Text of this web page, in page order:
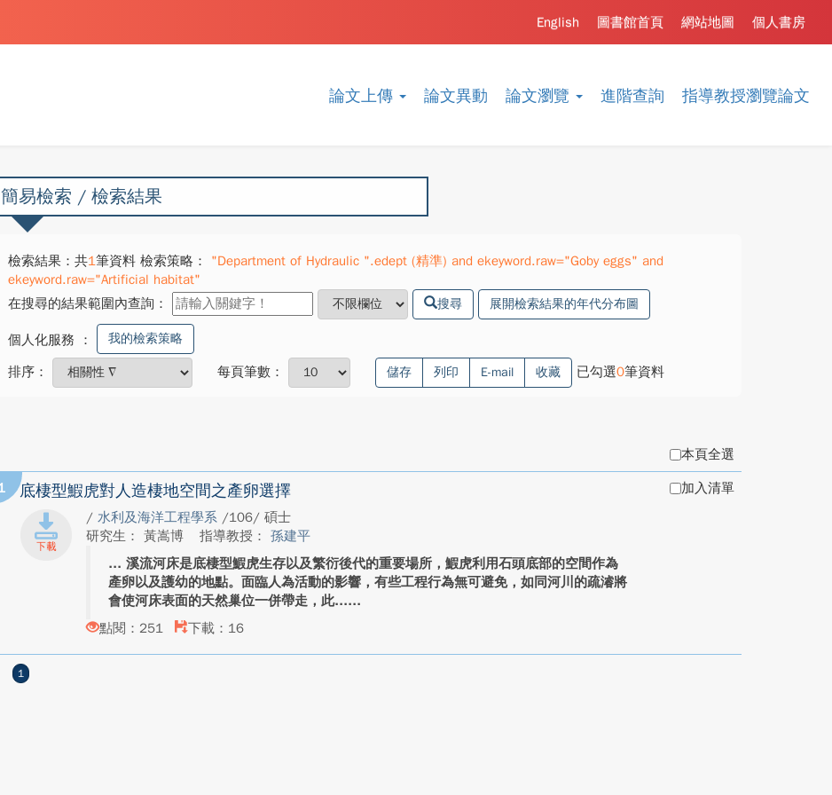
論文上傳 論文異動 論文瀏覽 進階查詢 指導教授瀏覽論文
個人書房
網站地圖
圖書館首頁
English
簡易檢索 / 檢索結果
檢索結果：共1筆資料 檢索策略：
"Department of Hydraulic ".edept (精準) and ekeyword.raw="Goby eggs" and
ekeyword.raw="Artificial habitat"
在搜尋的結果範圍內查詢：
搜尋 展開檢索結果的年代分布圖
個人化服務 ： 我的檢索策略
排序： 每頁筆數： 儲存 列印 E-mail 收藏 已勾選0筆資料
本頁全選
底棲型鰕虎對人造棲地空間之產卵選擇
/ 水利及海洋工程學系 /106/ 碩士
研究生： 黃嵩博
指導教授： 孫建平
溪流河床是底棲型鰕虎生存以及繁衍後代的重要場所，鰕虎利用石頭底部的空間作為
產卵以及護幼的地點。面臨人為活動的影響，有些工程行為無可避免，如同河川的疏濬將
會使河床表面的天然巢位一併帶走，此...
點閱：251
下載：16
加入清單
1